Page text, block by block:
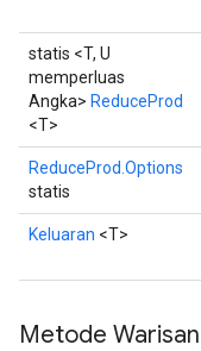
statis <T, U
memperluas
Angka> ReduceProd
<T>
ReduceProd.Options
statis
Keluaran <T>
Metode Warisan